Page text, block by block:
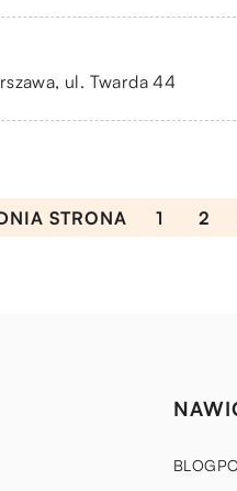
ul. Twarda 44
STRONA 1 2
BLOG